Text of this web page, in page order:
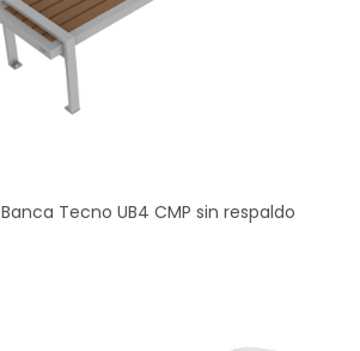
Banca Tecno UB4 CMP sin respaldo